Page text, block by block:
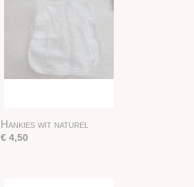
Hankies wit naturel
€ 4,50